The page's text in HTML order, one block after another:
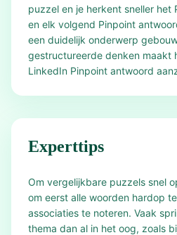
puzzel en je herkent sneller het
en elk volgend Pinpoint
een duidelijk onderwerp
gestructureerde denken maakt
LinkedIn Pinpoint antwoord
Experttips
Om vergelijkbare puzzels snel
om eerst alle woorden hardop
associaties te noteren. Vaak
thema dan al in het oog, zoals